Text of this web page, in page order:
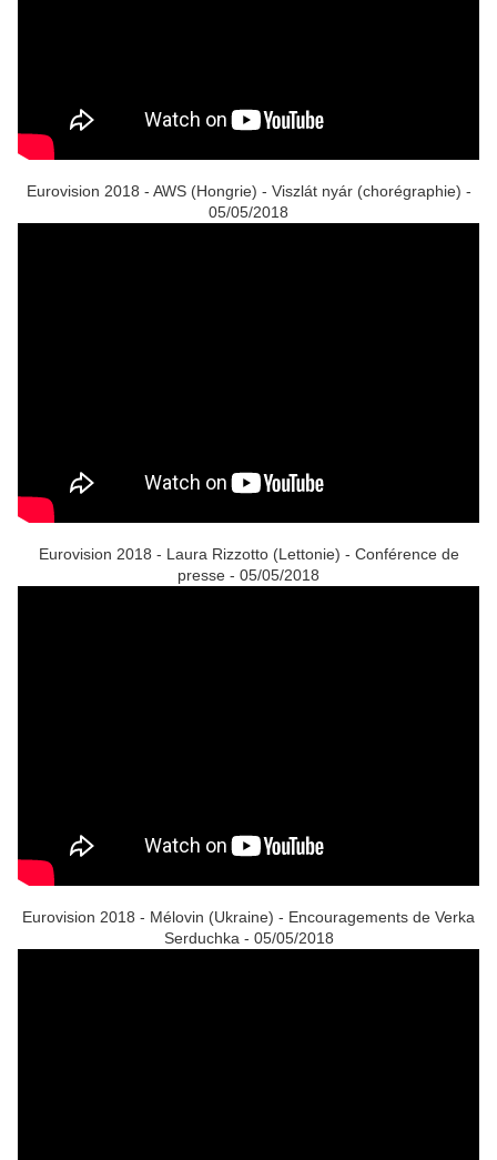
Eurovision 2018 - AWS (Hongrie) - Viszlát nyár (chorégraphie) -
05/05/2018
Eurovision 2018 - Laura Rizzotto (Lettonie) - Conférence de
presse - 05/05/2018
Eurovision 2018 - Mélovin (Ukraine) - Encouragements de Verka
Serduchka - 05/05/2018